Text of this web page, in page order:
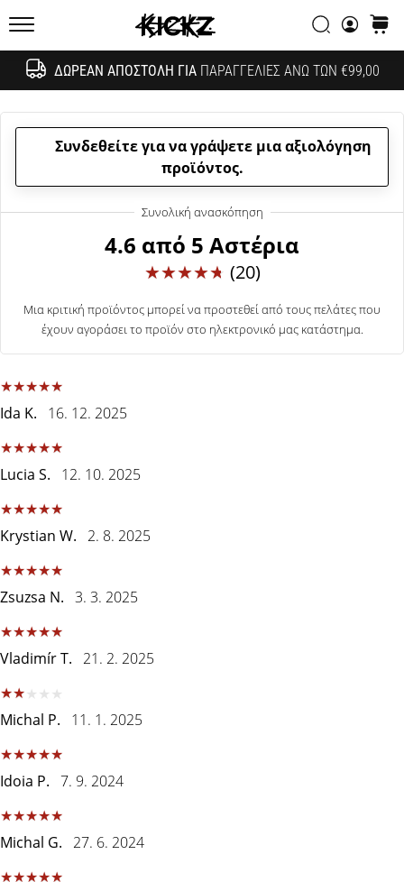
ΔΩΡΕΆΝ ΑΠΟΣΤΟΛΉ ΓΙΑΠΑΡΑΓΓΕΛΊΕΣ ΆΝΩ ΤΩΝ €99,00
KICKZ.gr
Αφήστε
τα
να
σας
αποφέρουν
έσοδα.
24. 6. 2022
6 λεπτά ανάγνωσης
πρεσβευτής
της
μάρκας
στο
μπάσκετ
λάτρης
του
όπως
εμείς;
μαζί
μας
πρεσβευτής
της
μας.
Εμφάνιση
όλων των
άρθρων
Συνδεθείτε για να γράψετε μια αξιολόγηση
προϊόντος.
4.6 από 5 Αστέρια
(20)
Μια κριτική προϊόντος μπορεί να προστεθεί από τους πελάτες που
έχουν αγοράσει το προϊόν στο ηλεκτρονικό μας κατάστημα.
Ida K. 16. 12. 2025
Lucia S. 12. 10. 2025
Krystian W. 2. 8. 2025
Zsuzsa N. 3. 3. 2025
Vladimír T. 21. 2. 2025
Michal P. 11. 1. 2025
Idoia P. 7. 9. 2024
Michal G. 27. 6. 2024